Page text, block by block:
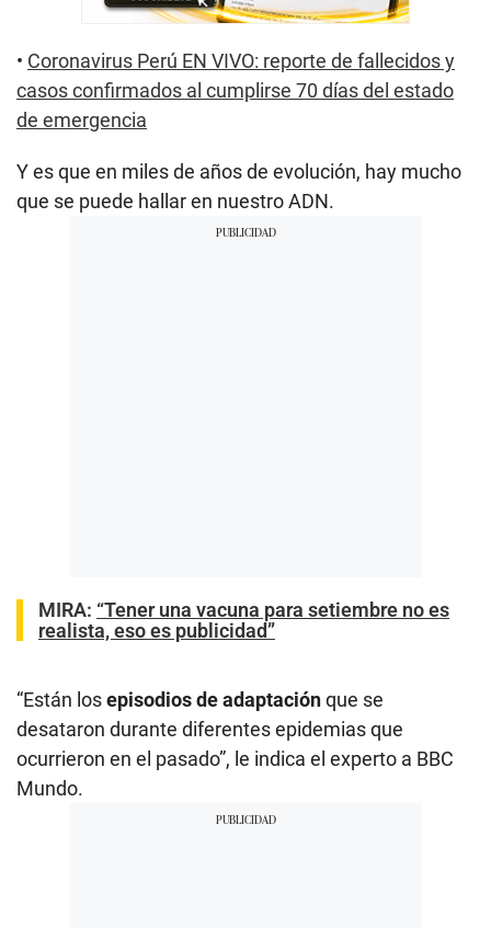
• Coronavirus Perú EN VIVO: reporte de fallecidos y
casos confirmados al cumplirse 70 días del estado
de emergencia
Y es que en miles de años de evolución, hay mucho
que se puede hallar en nuestro ADN.
MIRA: “Tener una vacuna para setiembre no es
realista, eso es publicidad”
“Están losepisodios de adaptaciónque se
desataron durante diferentes epidemias que
ocurrieron en el pasado”, le indica el experto a BBC
Mundo.